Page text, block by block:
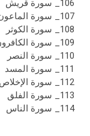
106_ سورة قريش
107_ سورة الماعون
108_ سورة الكوثر
109_ سورة الكافرون
110_ سورة النصر
111_ سورة المسد
112_ سورة الإخلاص
113_ سورة الفلق
114_ سورة الناس